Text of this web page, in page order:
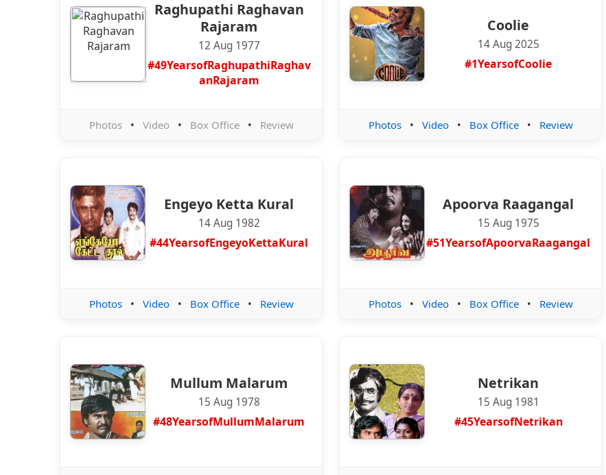
Raghupathi Raghavan
Rajaram
12 Aug 1977
#49YearsofRaghupathiRaghav
anRajaram
Photos • Video • Box Office • Review
Coolie
14 Aug 2025
#1YearsofCoolie
Photos • Video • Box Office • Review
Engeyo Ketta Kural
14 Aug 1982
#44YearsofEngeyoKettaKural
Photos • Video • Box Office • Review
Apoorva Raagangal
15 Aug 1975
#51YearsofApoorvaRaagangal
Photos • Video • Box Office • Review
Mullum Malarum
15 Aug 1978
#48YearsofMullumMalarum
Netrikan
15 Aug 1981
#45YearsofNetrikan